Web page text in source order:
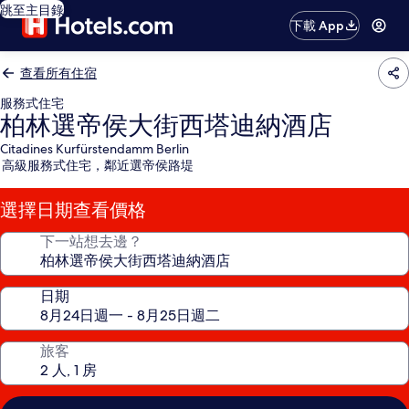
跳至主目錄
下載 App
查看所有住宿
服務式住宅
柏林選帝侯大街西塔迪納酒店
Citadines Kurfürstendamm Berlin
高級服務式住宅，鄰近選帝侯路堤
選擇日期查看價格
下一站想去邊？
日期
旅客